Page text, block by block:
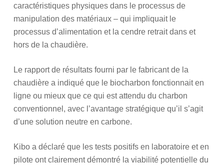
caractéristiques physiques dans le processus de
manipulation des matériaux – qui impliquait le
processus d’alimentation et la cendre retrait dans et
hors de la chaudière.
Le rapport de résultats fourni par le fabricant de la
chaudière a indiqué que le biocharbon fonctionnait en
ligne ou mieux que ce qui est attendu du charbon
conventionnel, avec l’avantage stratégique qu’il s’agit
d’une solution neutre en carbone.
Kibo a déclaré que les tests positifs en laboratoire et en
pilote ont clairement démontré la viabilité potentielle du